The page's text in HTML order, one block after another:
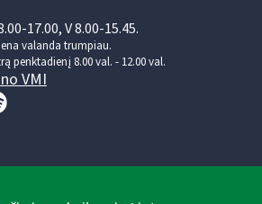
17.00, V 8.00-15.45.
valanda trumpiau.
penktadienį 8.00 val. - 12.00 val.
VMI